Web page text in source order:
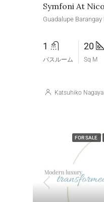
1
バスルーム
20
Sq M
Katsuhiko Nagaya
FOR SALE